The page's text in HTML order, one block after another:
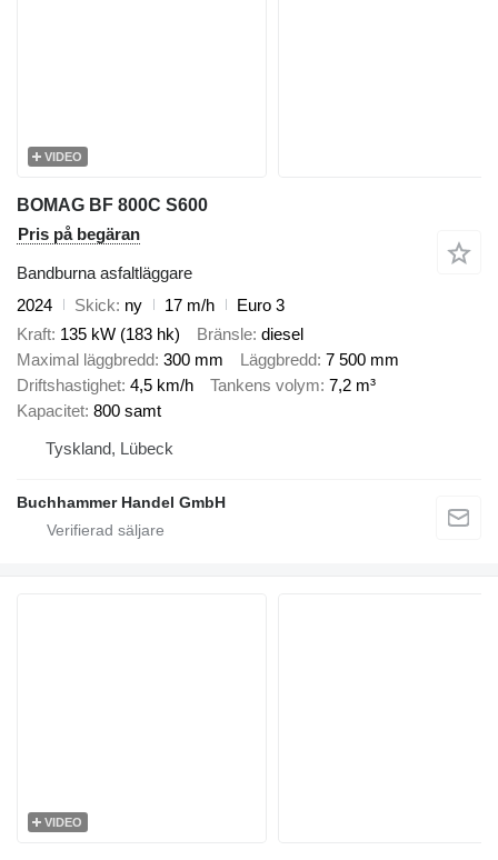
VIDEO
BOMAG BF 800C S600
Pris på begäran
Bandburna asfaltläggare
2024
Skick ny 17 m/h
Euro 3
Kraft 135 kW (183 hk) Bränsle diesel
Maximal läggbredd 300 mm Läggbredd 7 500 mm
Driftshastighet 4,5 km/h Tankens volym 7,2 m³
Kapacitet 800 samt
Tyskland, Lübeck
Buchhammer Handel GmbH
VIDEO